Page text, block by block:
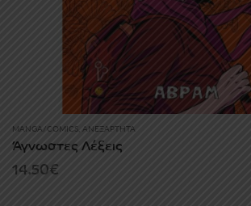
MANGA/COMICS ΑΝΕΞΆΡΤΗΤΑ
Άγνωστες Λέξεις
14.50€